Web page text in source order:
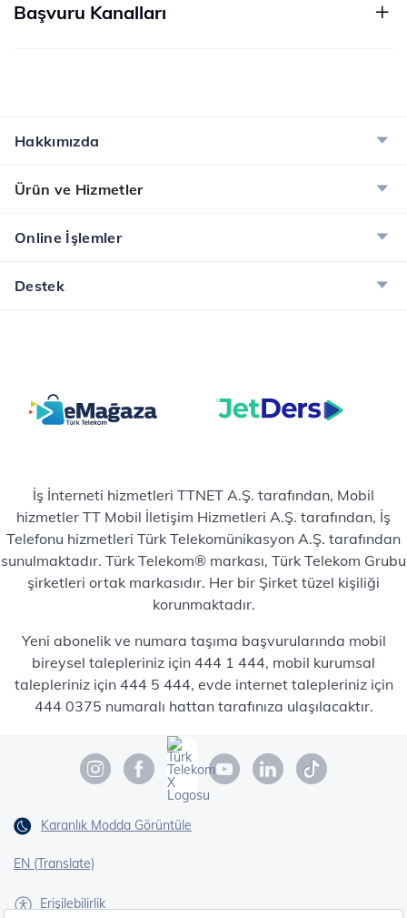
Başvuru Kanalları
Hakkımızda
Ürün ve Hizmetler
Online İşlemler
Destek
İş İnterneti hizmetleri TTNET A.Ş. tarafından, Mobil
hizmetler TT Mobil İletişim Hizmetleri A.Ş. tarafından, İş
Telefonu hizmetleri Türk Telekomünikasyon A.Ş. tarafından
sunulmaktadır. Türk Telekom® markası, Türk Telekom Grubu
şirketleri ortak markasıdır. Her bir Şirket tüzel kişiliği
korunmaktadır.
Yeni abonelik ve numara taşıma başvurularında mobil
bireysel talepleriniz için 444 1 444, mobil kurumsal
talepleriniz için 444 5 444, evde internet talepleriniz için
444 0375 numaralı hattan tarafınıza ulaşılacaktır.
Karanlık Modda Görüntüle
EN (Translate)
Erişilebilirlik